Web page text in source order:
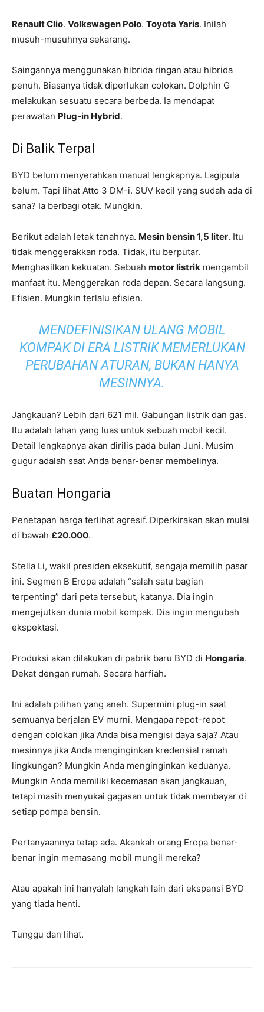
Renault Clio. Volkswagen Polo. Toyota Yaris. Inilah
musuh-musuhnya sekarang.
Saingannya menggunakan hibrida ringan atau hibrida
penuh. Biasanya tidak diperlukan colokan. Dolphin G
melakukan sesuatu secara berbeda. Ia mendapat
perawatan Plug-in Hybrid.
Di Balik Terpal
BYD belum menyerahkan manual lengkapnya. Lagipula
belum. Tapi lihat Atto 3 DM-i. SUV kecil yang sudah ada di
sana? Ia berbagi otak. Mungkin.
Berikut adalah letak tanahnya. Mesin bensin 1,5 liter. Itu
tidak menggerakkan roda. Tidak, itu berputar.
Menghasilkan kekuatan. Sebuah motor listrik mengambil
manfaat itu. Menggerakan roda depan. Secara langsung.
Efisien. Mungkin terlalu efisien.
MENDEFINISIKAN ULANG MOBIL
KOMPAK DI ERA LISTRIK MEMERLUKAN
PERUBAHAN ATURAN, BUKAN HANYA
MESINNYA.
Jangkauan? Lebih dari 621 mil. Gabungan listrik dan gas.
Itu adalah lahan yang luas untuk sebuah mobil kecil.
Detail lengkapnya akan dirilis pada bulan Juni. Musim
gugur adalah saat Anda benar-benar membelinya.
Buatan Hongaria
Penetapan harga terlihat agresif. Diperkirakan akan mulai
di bawah £20.000.
Stella Li, wakil presiden eksekutif, sengaja memilih pasar
ini. Segmen B Eropa adalah “salah satu bagian
terpenting” dari peta tersebut, katanya. Dia ingin
mengejutkan dunia mobil kompak. Dia ingin mengubah
ekspektasi.
Produksi akan dilakukan di pabrik baru BYD di Hongaria.
Dekat dengan rumah. Secara harfiah.
Ini adalah pilihan yang aneh. Supermini plug-in saat
semuanya berjalan EV murni. Mengapa repot-repot
dengan colokan jika Anda bisa mengisi daya saja? Atau
mesinnya jika Anda menginginkan kredensial ramah
lingkungan? Mungkin Anda menginginkan keduanya.
Mungkin Anda memiliki kecemasan akan jangkauan,
tetapi masih menyukai gagasan untuk tidak membayar di
setiap pompa bensin.
Pertanyaannya tetap ada. Akankah orang Eropa benar-
benar ingin memasang mobil mungil mereka?
Atau apakah ini hanyalah langkah lain dari ekspansi BYD
yang tiada henti.
Tunggu dan lihat.